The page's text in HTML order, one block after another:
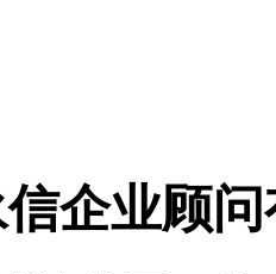
企业顾